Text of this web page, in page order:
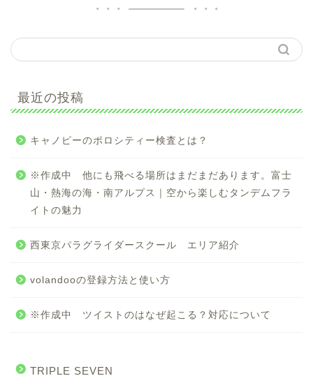
最近の投稿
キャノピーのポロシティー検査とは？
※作成中 他にも飛べる場所はまだまだあります。富士
山・熱海の海・南アルプス｜空から楽しむタンデムフラ
イトの魅力
西東京パラグライダースクール エリア紹介
volandooの登録方法と使い方
※作成中 ツイストのはなぜ起こる？対応について
TRIPLE SEVEN